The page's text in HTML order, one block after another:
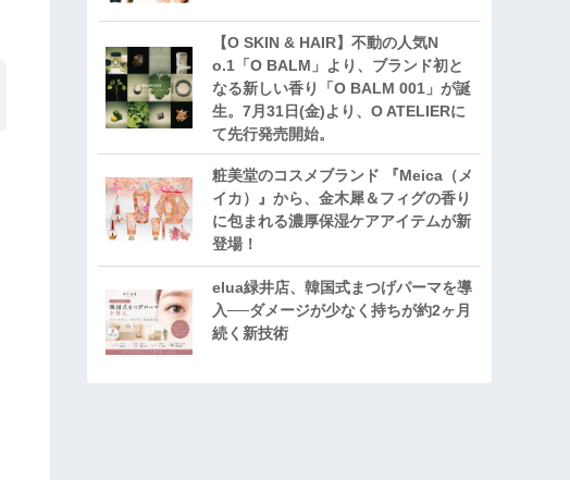
【O SKIN & HAIR】不動の人気N
o.1「O BALM」より、ブランド初と
なる新しい香り「O BALM 001」が誕
生。7月31日(金)より、O ATELIERに
て先行発売開始。
粧美堂のコスメブランド 『Meica（メ
イカ）』から、金木犀＆フィグの香り
に包まれる濃厚保湿ケアアイテムが新
登場！
elua緑井店、韓国式まつげパーマを導
入──ダメージが少なく持ちが約2ヶ月
続く新技術